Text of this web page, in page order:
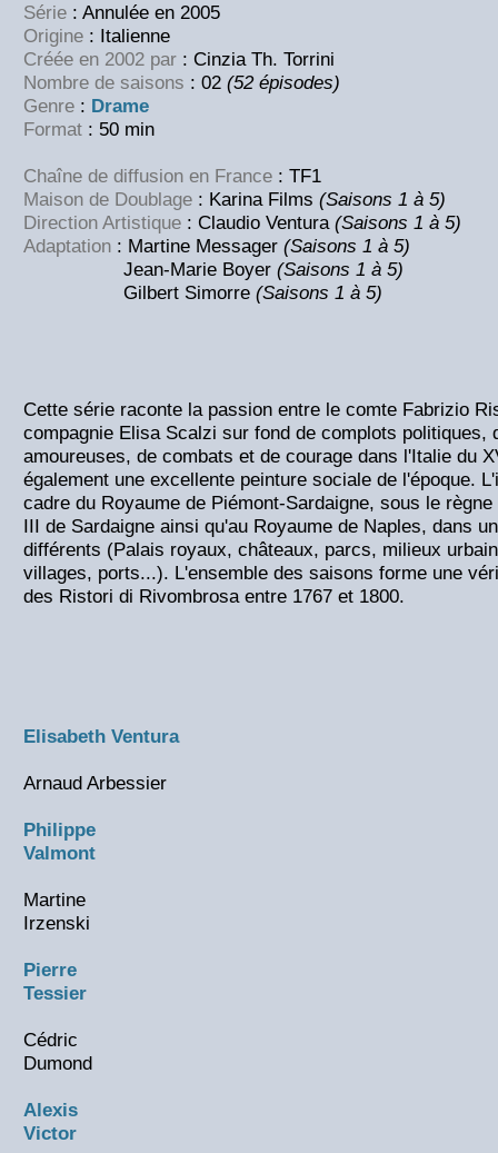
Série : Annulée en 2005
Origine : Italienne
Créée en 2002 par : Cinzia Th. Torrini
Nombre de saisons : 02 (52 épisodes)
Genre : Drame
Format : 50 min
Chaîne de diffusion en France : TF1
Maison de Doublage : Karina Films (Saisons 1 à 5)
Direction Artistique : Claudio Ventura (Saisons 1 à 5)
Adaptation : Martine Messager (Saisons 1 à 5)
Jean-Marie Boyer (Saisons 1 à 5)
Gilbert Simorre (Saisons 1 à 5)
Cette série raconte la passion entre le comte Fabrizio
compagnie Elisa Scalzi sur fond de complots politiques,
amoureuses, de combats et de courage dans l'Italie du
également une excellente peinture sociale de l'époque.
cadre du Royaume de Piémont-Sardaigne, sous le
III de Sardaigne ainsi qu'au Royaume de Naples, dans
différents (Palais royaux, châteaux, parcs, milieux
villages, ports...). L'ensemble des saisons forme une
des Ristori di Rivombrosa entre 1767 et 1800.
Elisabeth Ventura
Arnaud Arbessier
Philippe
Valmont
Martine
Irzenski
Pierre
Tessier
Cédric
Dumond
Alexis
Victor